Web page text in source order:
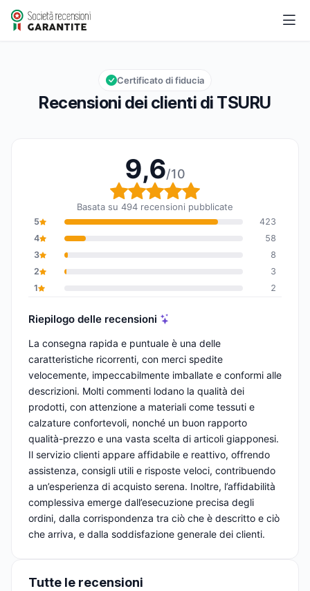
TSURU
Valutazione globale: 9,6 su 10
9,6/10
Recensioni dei clienti di TSURU
Certificato di fiducia
9,6/10
Valutazione globale:
Basata su 494 recensioni pubblicate
5
423
4
58
3
8
2
3
1
2
Riepilogo delle recensioni
La consegna rapida e puntuale è una delle
caratteristiche ricorrenti, con merci spedite
velocemente, impeccabilmente imballate e conformi alle
descrizioni. Molti commenti lodano la qualità dei
prodotti, con attenzione a materiali come tessuti e
calzature confortevoli, nonché un buon rapporto
qualità-prezzo e una vasta scelta di articoli giapponesi.
Il servizio clienti appare affidabile e reattivo, offrendo
assistenza, consigli utili e risposte veloci, contribuendo
a un’esperienza di acquisto serena. Inoltre, l’affidabilità
complessiva emerge dall’esecuzione precisa degli
ordini, dalla corrispondenza tra ciò che è descritto e ciò
che arriva, e dalla soddisfazione generale dei clienti.
Tutte le recensioni